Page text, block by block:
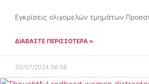
Εγκρίσεις ολιγομελών τμημάτων
ΔΙΑΒΑΣΤΕ ΠΕΡΙΣΣΟΤΕΡΑ »
30/07/2024 06:58